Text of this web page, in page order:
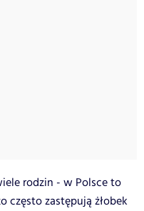
rodzin - w Polsce to
często zastępują żłobek